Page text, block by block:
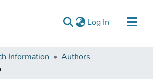
Log In (current)
Information
Authors